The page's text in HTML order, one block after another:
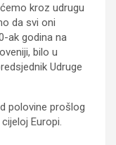
kroz udrugu
da svi oni
ak godina na
bilo u
Udruge
polovine prošlog
Europi.